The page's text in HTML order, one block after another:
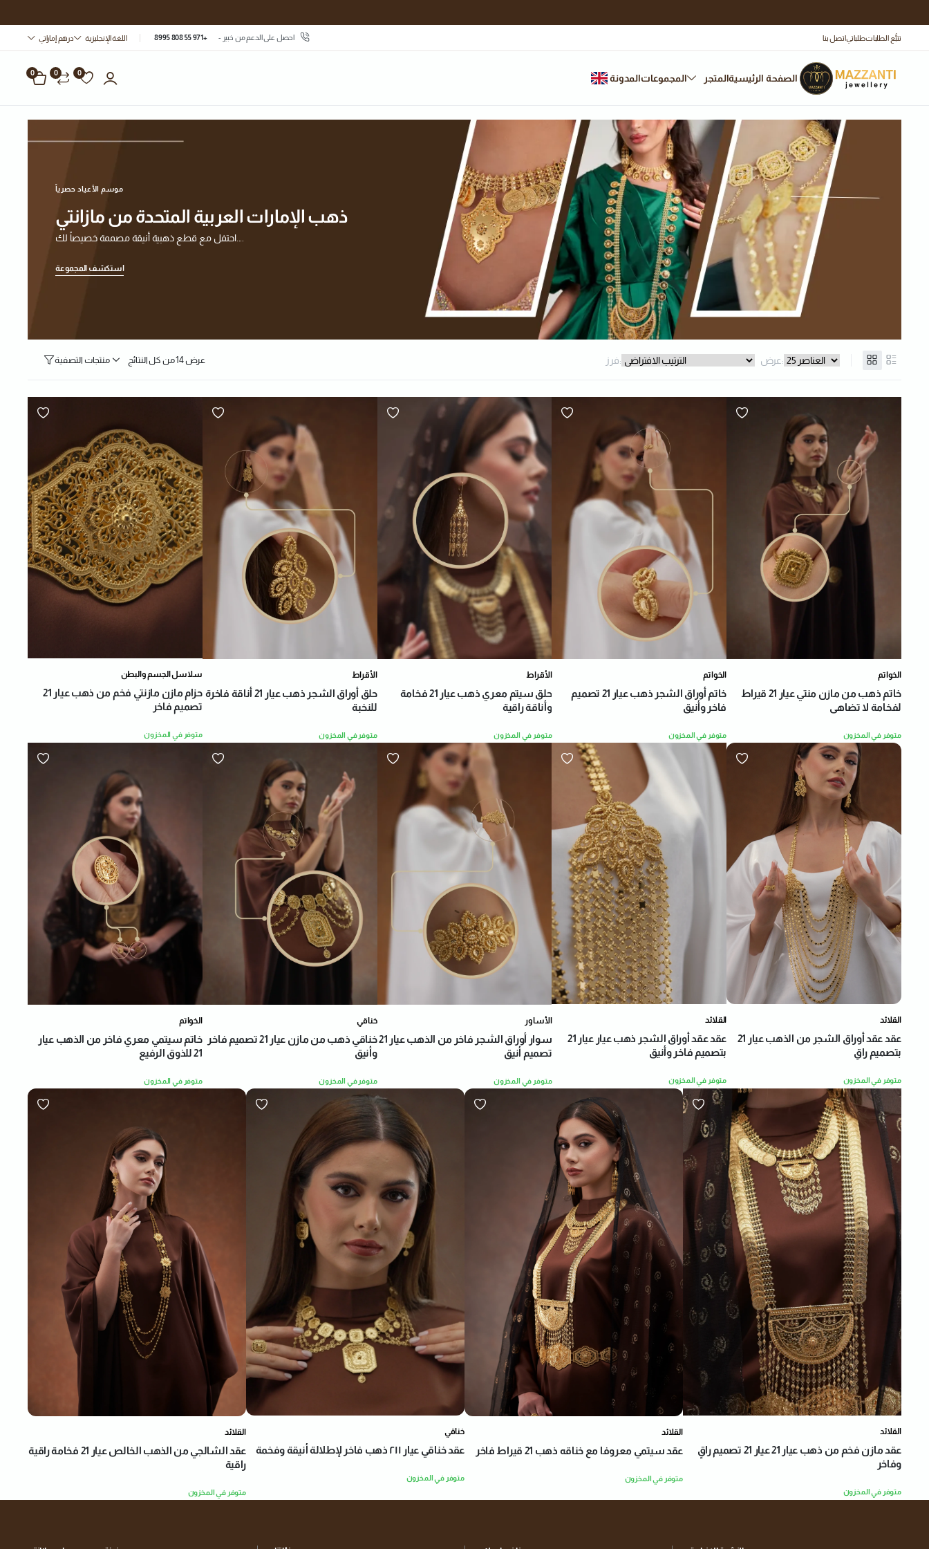
تتبُّع الطلباتطلباتياتصل بنا احصل على الدعم من خبير - +971 55 808 8995 اللغة الإنجليزية درهم إماراتي
الصفحة الرئيسيةالمتجر المجموعاتالمدونة 0
0
0
موسم الأعياد حصرياً
ذهب الإمارات العربية المتحدة من مازانتي
احتفل مع قطع ذهبية أنيقة مصممة خصيصاً لك....
استكشف المجموعة
منتجات التصفية عرض ⁦14⁩ من كل النتائج فرز: عرض:
سلاسل الجسم والبطن
حزام مازن مازنتي فخم من ذهب عيار 21
تصميم فاخر
متوفر في المخزون
الأقراط
حلق أوراق الشجر ذهب عيار 21 أناقة فاخرة
للنخبة
متوفر في المخزون
الأقراط
حلق سيتم معري ذهب عيار 21 فخامة
وأناقة راقية
متوفر في المخزون
الخواتم
خاتم أوراق الشجر ذهب عيار 21 تصميم
فاخر وأنيق
متوفر في المخزون
الخواتم
خاتم ذهب من مازن منتي عيار 21 قيراط
لفخامة لا تضاهى
متوفر في المخزون
الخواتم
خاتم سيتمي معري فاخر من الذهب عيار
21 للذوق الرفيع
متوفر في المخزون
خناقي
خناقي ذهب من مازن عيار 21 تصميم فاخر
وأنيق
متوفر في المخزون
الأساور
سوار أوراق الشجر فاخر من الذهب عيار 21
تصميم أنيق
متوفر في المخزون
القلائد
عقد عقد أوراق الشجر ذهب عيار عيار 21
بتصميم فاخر وأنيق
متوفر في المخزون
القلائد
عقد عقد أوراق الشجر من الذهب عيار 21
بتصميم راقٍ
متوفر في المخزون
القلائد
عقد الشالجي من الذهب الخالص عيار 21 فخامة راقية
راقية
متوفر في المخزون
خناقي
عقد خناقي عيار ٢١١ ذهب فاخر لإطلالة أنيقة وفخمة
متوفر في المخزون
القلائد
عقد سيتمي معروفا مع خناقه ذهب 21 قيراط فاخر
متوفر في المخزون
القلائد
عقد مازن فخم من ذهب عيار 21 عيار 21 تصميم راقٍ
وفاخر
متوفر في المخزون